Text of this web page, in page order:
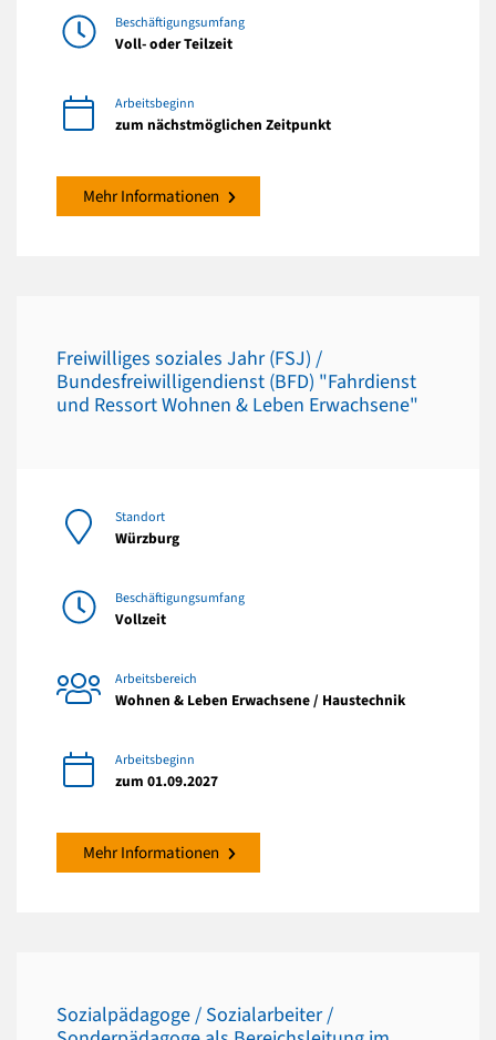
Beschäftigungsumfang
Voll- oder Teilzeit
Arbeitsbeginn
zum nächstmöglichen Zeitpunkt
Mehr Informationen
Freiwilliges soziales Jahr (FSJ) /
Bundesfreiwilligendienst (BFD) "Fahrdienst
und Ressort Wohnen & Leben Erwachsene"
Standort
Würzburg
Beschäftigungsumfang
Vollzeit
Arbeitsbereich
Wohnen & Leben Erwachsene / Haustechnik
Arbeitsbeginn
zum 01.09.2027
Mehr Informationen
Sozialpädagoge / Sozialarbeiter /